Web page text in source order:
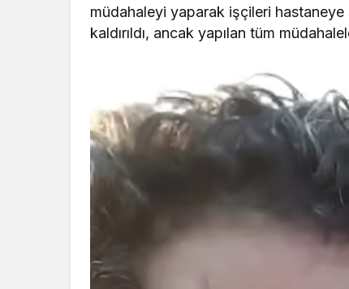
müdahaleyi yaparak işçileri
kaldırıldı, ancak yapılan tüm